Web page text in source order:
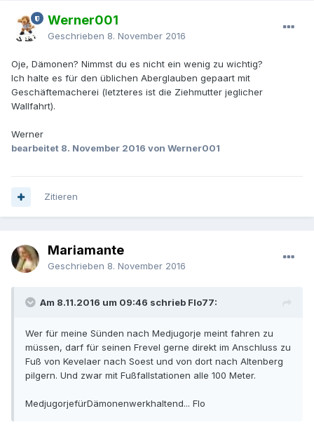
Werner001
Geschrieben 8. November 2016
Oje, Dämonen? Nimmst du es nicht ein wenig zu wichtig?
Ich halte es für den üblichen Aberglauben gepaart mit
Geschäftemacherei (letzteres ist die Ziehmutter jeglicher
Wallfahrt).
Werner
bearbeitet 8. November 2016 von Werner001
Zitieren
Mariamante
Geschrieben 8. November 2016
Am 8.11.2016 um 09:46 schrieb Flo77:
Wer für meine Sünden nach Medjugorje meint fahren zu
müssen, darf für seinen Frevel gerne direkt im Anschluss zu
Fuß von Kevelaer nach Soest und von dort nach Altenberg
pilgern. Und zwar mit Fußfallstationen alle 100 Meter.
MedjugorjefürDämonenwerkhaltend... Flo